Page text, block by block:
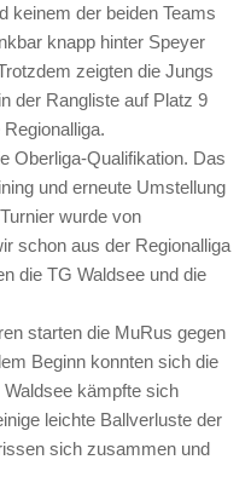
keinem der beiden Teams
knapp hinter Speyer
zeigten die Jungs
der Rangliste auf Platz 9
Oberliga-Qualifikation. Das
und erneute Umstellung
wurde von
schon aus der Regionalliga
die TG Waldsee und die
starten die MuRus gegen
Beginn konnten sich die
kämpfte sich
leichte Ballverluste der
sich zusammen und